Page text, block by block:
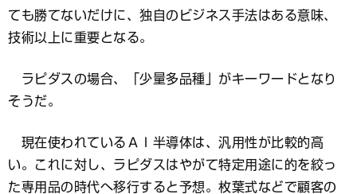
ても勝てないだけに、独自のビジネス手法はある意味、
技術以上に重要となる。
ラピダスの場合、「少量多品種」がキーワードとなり
そうだ。
現在使われているＡＩ半導体は、汎用性が比較的高
い。これに対し、ラピダスはやがて特定用途に的を絞っ
た専用品の時代へ移行すると予想。枚葉式などで顧客の